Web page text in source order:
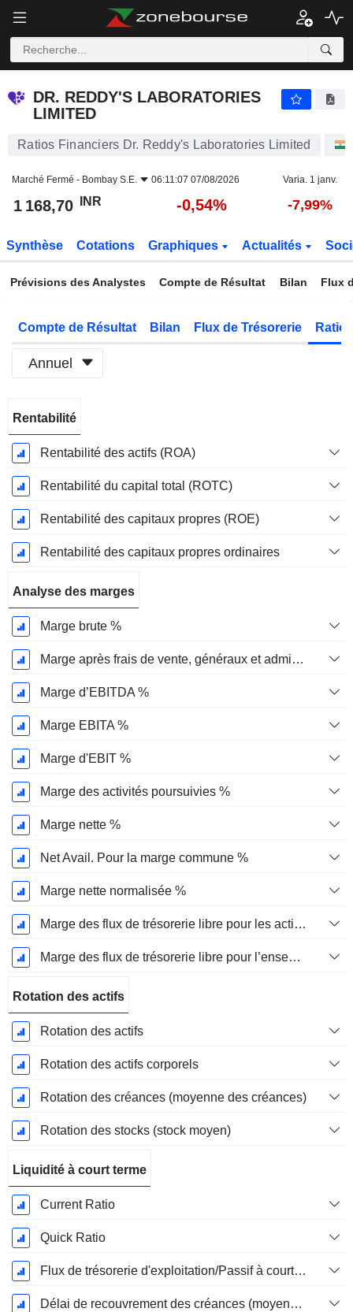
DR. REDDY'S LABORATORIES
LIMITED
Ratios Financiers Dr. Reddy's Laboratories Limited
Marché Fermé - Bombay S.E. 06:11:07 07/08/2026 Varia. 1 janv.
1 168,70 INR -0,54% -7,99%
Synthèse Cotations Graphiques Actualités
Prévisions des Analystes Compte de Résultat Bilan Flux
Compte de Résultat Bilan Flux de Trésorerie
Annuel
Fiscale:
Mars
Rentabilité
Rentabilité des actifs (ROA)
Rentabilité du capital total (ROTC)
Rentabilité des capitaux propres (ROE)
Rentabilité des capitaux propres ordinaires
Analyse des marges
Marge brute %
Marge après frais de vente, généraux et administratifs %
Marge d’EBITDA %
Marge EBITA %
Marge d'EBIT %
Marge des activités poursuivies %
Marge nette %
Net Avail. Pour la marge commune %
Marge nette normalisée %
Marge des flux de trésorerie libre pour les actionnaires
Marge des flux de trésorerie libre pour l’ensemble des pourvoyeurs de fonds
Rotation des actifs
Rotation des actifs
Rotation des actifs corporels
Rotation des créances (moyenne des créances)
Rotation des stocks (stock moyen)
Liquidité à court terme
Current Ratio
Quick Ratio
Flux de trésorerie d'exploitation/Passif à court terme
Délai de recouvrement des créances (moyenne des créances)